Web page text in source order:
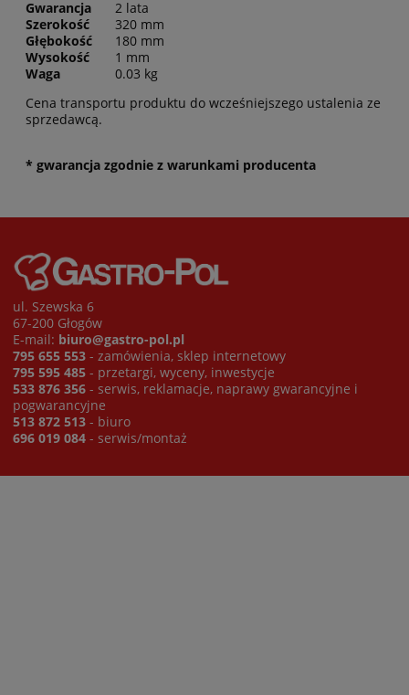
Gwarancja
2 lata
Szerokość
320 mm
Głębokość
180 mm
Wysokość
1 mm
Waga
0.03 kg
Cena transportu produktu do wcześniejszego ustalenia ze
sprzedawcą.
* gwarancja zgodnie z warunkami producenta
ul. Szewska 6
67-200 Głogów
E-mail: biuro@gastro-pol.pl
795 655 553 - zamówienia, sklep internetowy
795 595 485 - przetargi, wyceny, inwestycje
533 876 356 - serwis, reklamacje, naprawy gwarancyjne i
pogwarancyjne
513 872 513 - biuro
696 019 084 - serwis/montaż